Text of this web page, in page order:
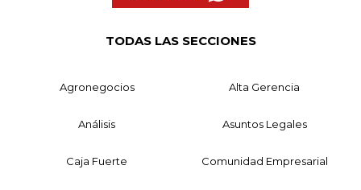
TODAS LAS SECCIONES
Agronegocios Alta Gerencia
Análisis Asuntos Legales
Caja Fuerte Comunidad Empresarial